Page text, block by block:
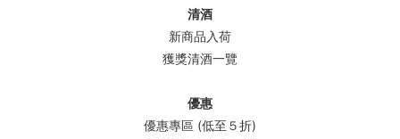
清酒
新商品入荷
獲獎清酒一覽
優惠
優惠專區 (低至５折)